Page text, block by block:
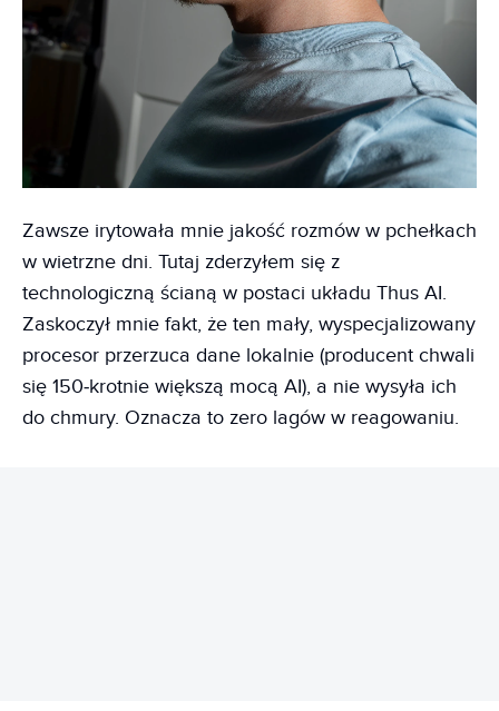
Zawsze irytowała mnie jakość rozmów w pchełkach
w wietrzne dni. Tutaj zderzyłem się z
technologiczną ścianą w postaci układu Thus AI.
Zaskoczył mnie fakt, że ten mały, wyspecjalizowany
procesor przerzuca dane lokalnie (producent chwali
się 150‑krotnie większą mocą AI), a nie wysyła ich
do chmury. Oznacza to zero lagów w reagowaniu.